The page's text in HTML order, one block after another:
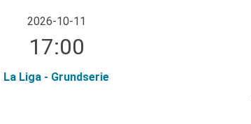
2026-10-11
17:00
La Liga - Grundserie